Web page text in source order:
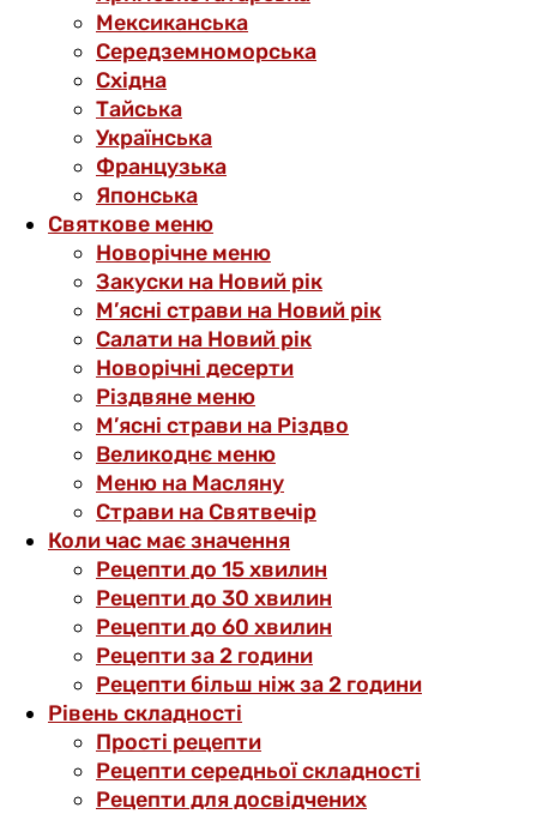
Мексиканська
Середземноморська
Східна
Тайська
Українська
Французька
Японська
Святкове меню
Новорічне меню
Закуски на Новий рік
М’ясні страви на Новий рік
Салати на Новий рік
Новорічні десерти
Різдвяне меню
М’ясні страви на Різдво
Великоднє меню
Меню на Масляну
Страви на Святвечір
Коли час має значення
Рецепти до 15 хвилин
Рецепти до 30 хвилин
Рецепти до 60 хвилин
Рецепти за 2 години
Рецепти більш ніж за 2 години
Рівень складності
Прості рецепти
Рецепти середньої складності
Рецепти для досвідчених